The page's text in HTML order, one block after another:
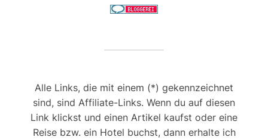
Alle Links, die mit einem (*) gekennzeichnet
sind, sind Affiliate-Links. Wenn du auf diesen
Link klickst und einen Artikel kaufst oder eine
Reise bzw. ein Hotel buchst, dann erhalte ich